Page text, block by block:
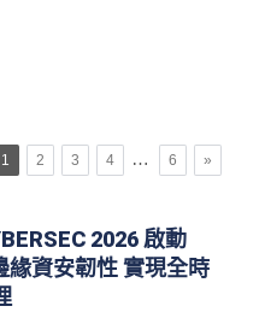
1 2 3 4 … 6 »
2026 啟動
資安韌性 實現全時